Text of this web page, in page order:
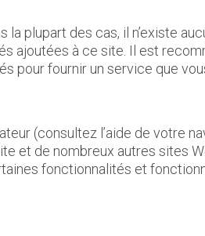
plupart des cas, il n’existe
ajoutées à ce site. Il est
pour fournir un service que
(consultez l’aide de votre
et de nombreux autres sites
fonctionnalités et